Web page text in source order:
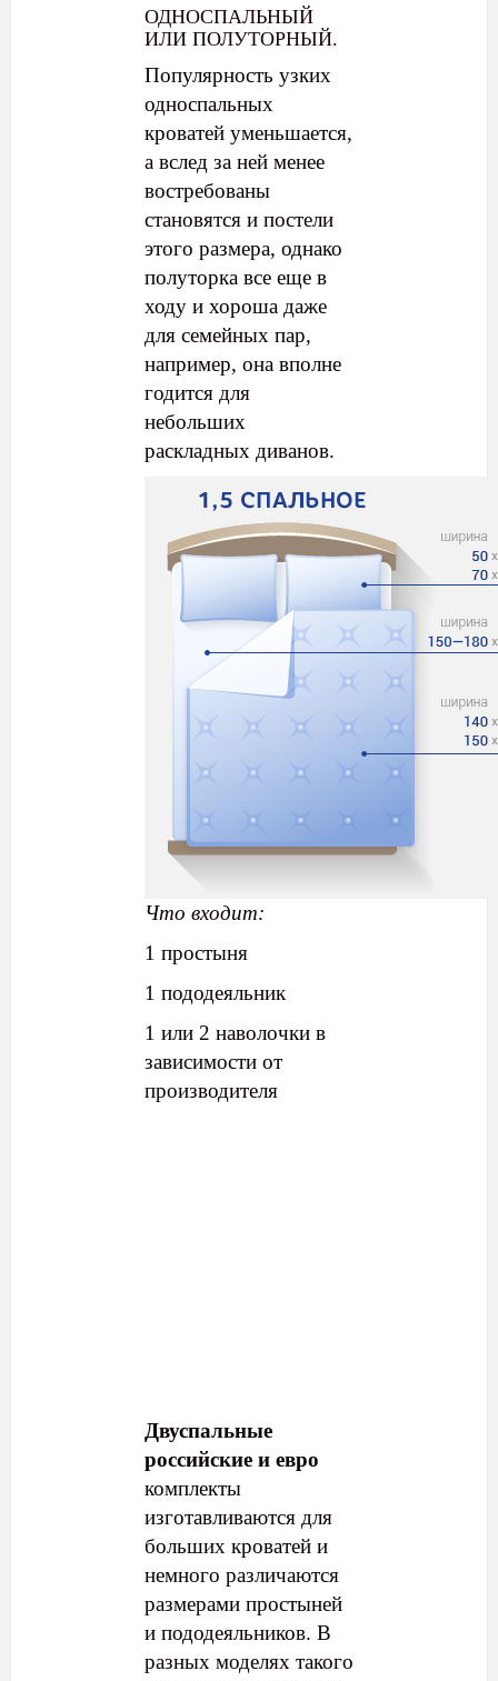
ОДНОСПАЛЬНЫЙ
ИЛИ ПОЛУТОРНЫЙ.
Популярность узких
односпальных
кроватей уменьшается,
а вслед за ней менее
востребованы
становятся и постели
этого размера, однако
полуторка все еще в
ходу и хороша даже
для семейных пар,
например, она вполне
годится для
небольших
раскладных диванов.
Что входит:
1 простыня
1 пододеяльник
1 или 2 наволочки в
зависимости от
производителя
Двуспальные
российские и евро
комплекты
изготавливаются для
больших кроватей и
немного различаются
размерами простыней
и пододеяльников. В
разных моделях такого